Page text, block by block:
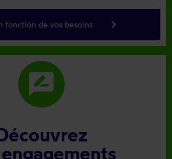
fonction de vos besoins keyboard_arrow_right
rate_review